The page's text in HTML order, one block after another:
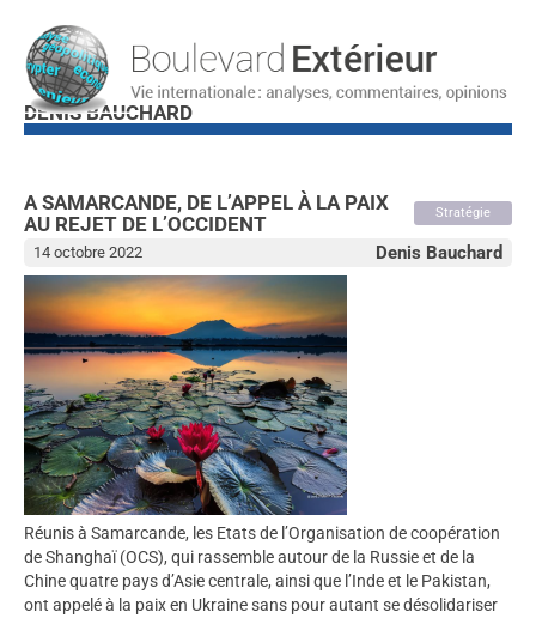
DENIS BAUCHARD
Stratégie
A SAMARCANDE, DE L’APPEL À LA PAIX
AU REJET DE L’OCCIDENT
Denis Bauchard
14 octobre 2022
Réunis à Samarcande, les Etats de l’Organisation de coopération
de Shanghaï (OCS), qui rassemble autour de la Russie et de la
Chine quatre pays d’Asie centrale, ainsi que l’Inde et le Pakistan,
ont appelé à la paix en Ukraine sans pour autant se désolidariser